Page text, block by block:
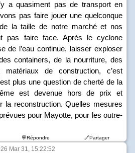
a quasiment pas de transport en
pas faire jouer une quelconque
la taille de notre marché et nos
pas faire face. Après le cyclone
de l’eau continue, laisser exploser
containers, de la nourriture, des
de construction, c’est
plus une question de cherté de la
est devenue hors de prix et
la reconstruction. Quelles mesures
pour Mayotte, pour les outre-
💬Répondre 🔗Partager
Mar 31, 15:22:52